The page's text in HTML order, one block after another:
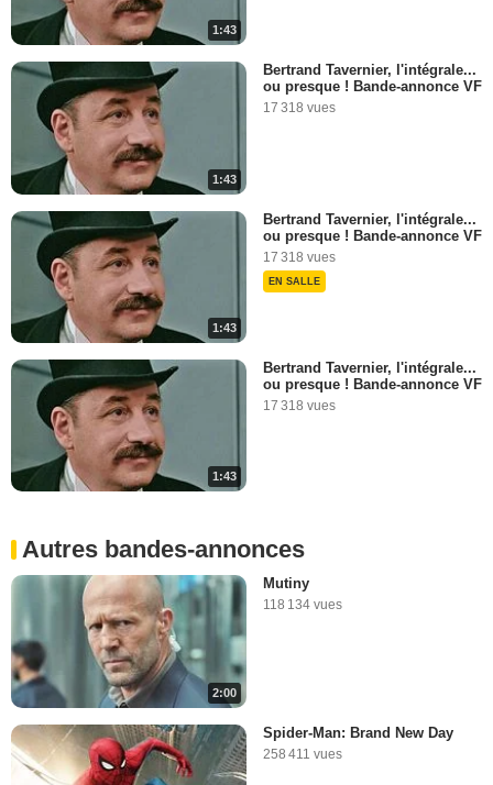
1:43
1:43
Bertrand Tavernier, l'intégrale...
ou presque ! Bande-annonce VF
17 318 vues
1:43
Bertrand Tavernier, l'intégrale...
ou presque ! Bande-annonce VF
17 318 vues
EN SALLE
1:43
Bertrand Tavernier, l'intégrale...
ou presque ! Bande-annonce VF
17 318 vues
Autres bandes-annonces
2:00
Mutiny
118 134 vues
Spider-Man: Brand New Day
258 411 vues